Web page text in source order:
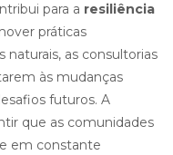
para a resiliência
práticas
as consultorias
às mudanças
futuros. A
que as comunidades
em constante